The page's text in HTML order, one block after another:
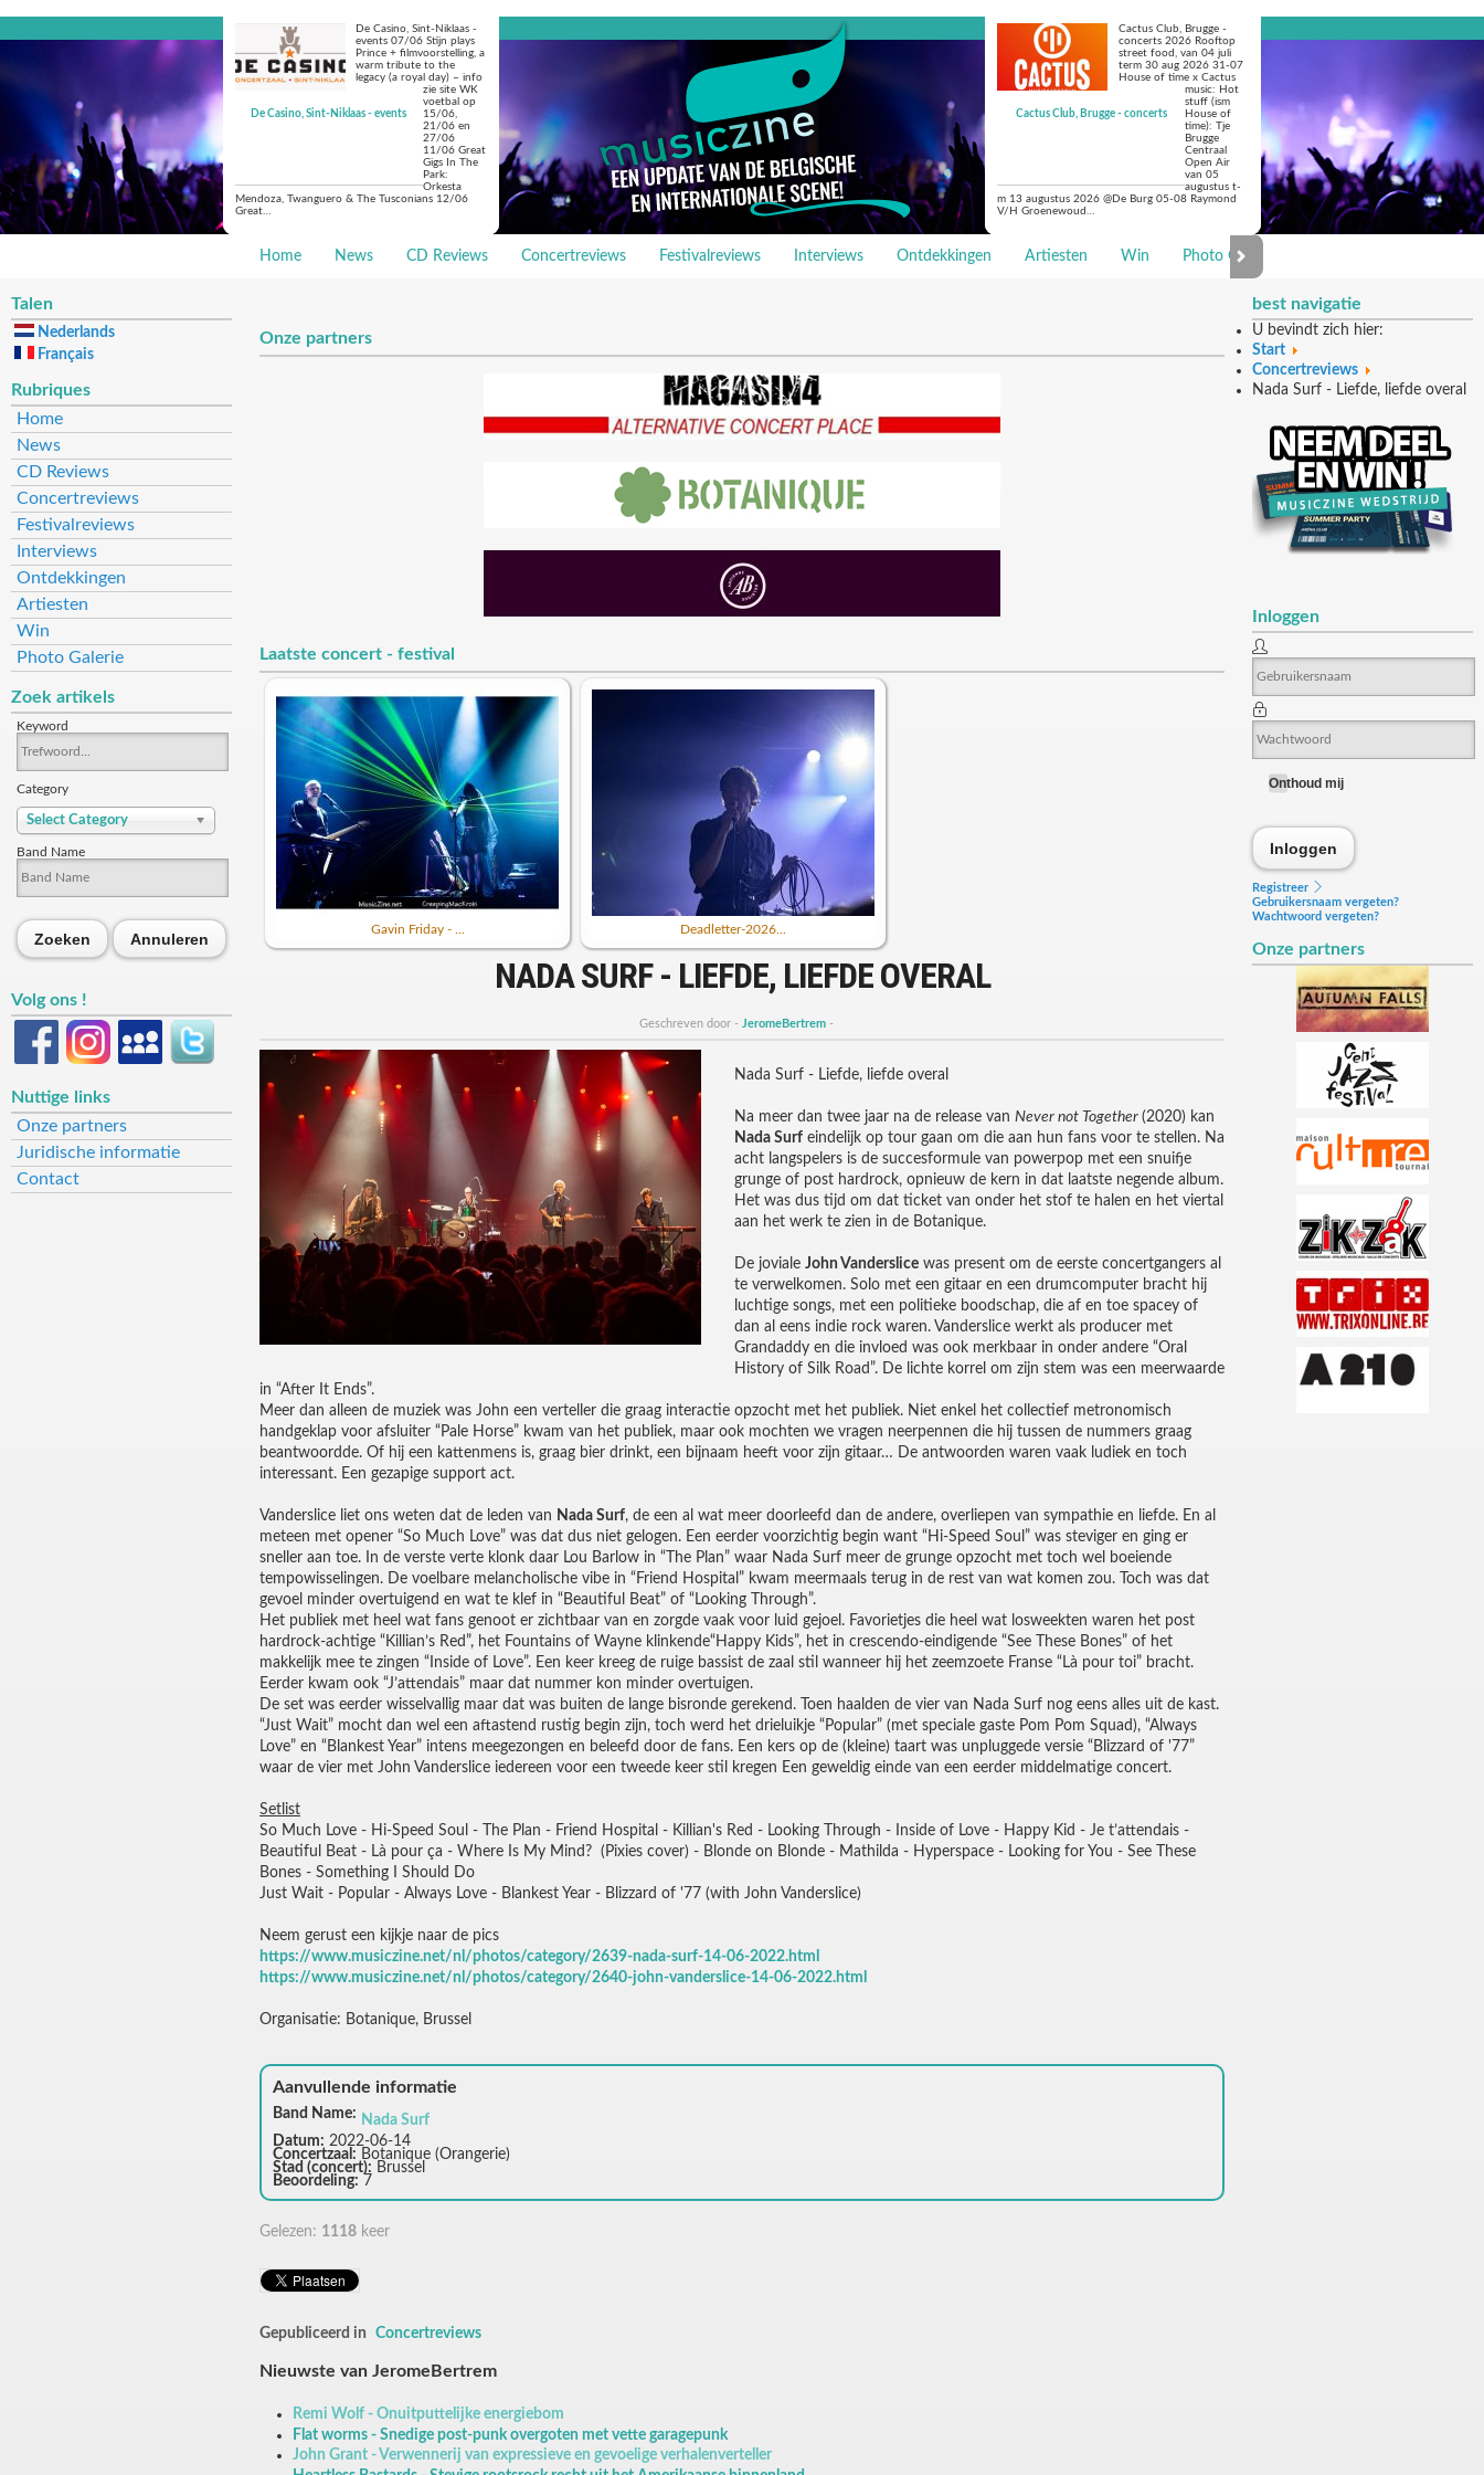
De Casino, Sint-Niklaas - events
De Casino, Sint-Niklaas -
events 07/06 Stijn plays
Prince + filmvoorstelling, a
warm tribute to the
legacy (a royal day) – info
zie site WK
voetbal op
15/06,
21/06 en
27/06
11/06 Great
Gigs In The
Park:
Orkesta
Mendoza, Twanguero & The Tusconians 12/06
Great…
Cactus Club, Brugge - concerts
Cactus Club, Brugge -
concerts 2026 Rooftop
street food, van 04 juli
term 30 aug 2026 31-07
House of time x Cactus
music: Hot
stuff (ism
House of
time): Tje
Brugge
Centraal
Open Air
van 05
augustus t-
m 13 augustus 2026 @De Burg 05-08 Raymond
V/H Groenewoud…
Home News CD Reviews Concertreviews Festivalreviews Interviews Ontdekkingen Artiesten Win Photo Galerie
Talen
Nederlands
Français
Rubriques
Home
News
CD Reviews
Concertreviews
Festivalreviews
Interviews
Ontdekkingen
Artiesten
Win
Photo Galerie
Zoek artikels
Keyword
Category
Select Category
Band Name
Zoeken Annuleren
Volg ons !
Nuttige links
Onze partners
Juridische informatie
Contact
best navigatie
U bevindt zich hier:
Start
Concertreviews
Nada Surf - Liefde, liefde overal
Inloggen
Onthoud mij
Inloggen
Registreer
Gebruikersnaam vergeten?
Wachtwoord vergeten?
Onze partners
Onze partners
Laatste concert - festival
Gavin Friday - ... Deadletter-2026...
NADA SURF - LIEFDE, LIEFDE OVERAL
Geschreven door - JeromeBertrem -
Nada Surf - Liefde, liefde overal
Na meer dan twee jaar na de release van Never not Together (2020) kan
Nada Surf eindelijk op tour gaan om die aan hun fans voor te stellen. Na
acht langspelers is de succesformule van powerpop met een snuifje
grunge of post hardrock, opnieuw de kern in dat laatste negende album.
Het was dus tijd om dat ticket van onder het stof te halen en het viertal
aan het werk te zien in de Botanique.
De joviale John Vanderslice was present om de eerste concertgangers al
te verwelkomen. Solo met een gitaar en een drumcomputer bracht hij
luchtige songs, met een politieke boodschap, die af en toe spacey of
dan al eens indie rock waren. Vanderslice werkt als producer met
Grandaddy en die invloed was ook merkbaar in onder andere “Oral
History of Silk Road”. De lichte korrel om zijn stem was een meerwaarde
in “After It Ends”.
Meer dan alleen de muziek was John een verteller die graag interactie opzocht met het publiek. Niet enkel het collectief metronomisch
handgeklap voor afsluiter “Pale Horse” kwam van het publiek, maar ook mochten we vragen neerpennen die hij tussen de nummers graag
beantwoordde. Of hij een kattenmens is, graag bier drinkt, een bijnaam heeft voor zijn gitaar… De antwoorden waren vaak ludiek en toch
interessant. Een gezapige support act.
Vanderslice liet ons weten dat de leden van Nada Surf, de een al wat meer doorleefd dan de andere, overliepen van sympathie en liefde. En al
meteen met opener “So Much Love” was dat dus niet gelogen. Een eerder voorzichtig begin want “Hi-Speed Soul” was steviger en ging er
sneller aan toe. In de verste verte klonk daar Lou Barlow in “The Plan” waar Nada Surf meer de grunge opzocht met toch wel boeiende
tempowisselingen. De voelbare melancholische vibe in “Friend Hospital” kwam meermaals terug in de rest van wat komen zou. Toch was dat
gevoel minder overtuigend en wat te klef in “Beautiful Beat” of “Looking Through”.
Het publiek met heel wat fans genoot er zichtbaar van en zorgde vaak voor luid gejoel. Favorietjes die heel wat losweekten waren het post
hardrock-achtige “Killian’s Red”, het Fountains of Wayne klinkende“Happy Kids”, het in crescendo-eindigende “See These Bones” of het
makkelijk mee te zingen “Inside of Love”. Een keer kreeg de ruige bassist de zaal stil wanneer hij het zeemzoete Franse “Là pour toi” bracht.
Eerder kwam ook “J’attendais” maar dat nummer kon minder overtuigen.
De set was eerder wisselvallig maar dat was buiten de lange bisronde gerekend. Toen haalden de vier van Nada Surf nog eens alles uit de kast.
“Just Wait” mocht dan wel een aftastend rustig begin zijn, toch werd het drieluikje “Popular” (met speciale gaste Pom Pom Squad), “Always
Love” en “Blankest Year” intens meegezongen en beleefd door de fans. Een kers op de (kleine) taart was unpluggede versie “Blizzard of '77”
waar de vier met John Vanderslice iedereen voor een tweede keer stil kregen Een geweldig einde van een eerder middelmatige concert.
Setlist
So Much Love - Hi-Speed Soul - The Plan - Friend Hospital - Killian's Red - Looking Through - Inside of Love - Happy Kid - Je t’attendais -
Beautiful Beat - Là pour ça - Where Is My Mind? (Pixies cover) - Blonde on Blonde - Mathilda - Hyperspace - Looking for You - See These
Bones - Something I Should Do
Just Wait - Popular - Always Love - Blankest Year - Blizzard of '77 (with John Vanderslice)
Neem gerust een kijkje naar de pics
https://www.musiczine.net/nl/photos/category/2639-nada-surf-14-06-2022.html
https://www.musiczine.net/nl/photos/category/2640-john-vanderslice-14-06-2022.html
Organisatie: Botanique, Brussel
Aanvullende informatie
Band Name: Nada Surf
Datum: 2022-06-14
Concertzaal: Botanique (Orangerie)
Stad (concert): Brussel
Beoordeling: 7
Gelezen: 1118 keer
Gepubliceerd in Concertreviews
Nieuwste van JeromeBertrem
Remi Wolf - Onuitputtelijke energiebom
Flat worms - Snedige post-punk overgoten met vette garagepunk
John Grant - Verwennerij van expressieve en gevoelige verhalenverteller